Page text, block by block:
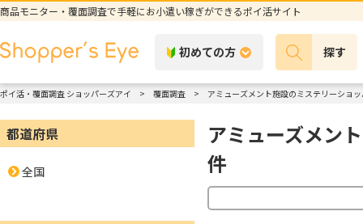
商品モニター・覆面調査で手軽にお小遣い稼ぎができるポイ活サイト
初めての方 探す
ポイ活・覆面調査 ショッパーズアイ 覆面調査 アミューズメント施設のミステリーショ
都道府県
全国
アミューズメン
件